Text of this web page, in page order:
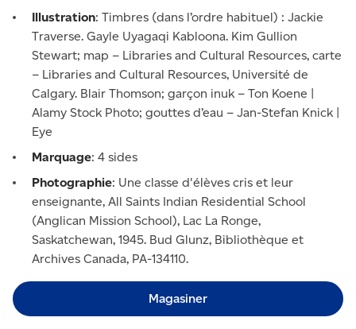
Illustration: Timbres (dans l’ordre habituel) : Jackie
Traverse. Gayle Uyagaqi Kabloona. Kim Gullion
Stewart; map – Libraries and Cultural Resources, carte
– Libraries and Cultural Resources, Université de
Calgary. Blair Thomson; garçon inuk – Ton Koene |
Alamy Stock Photo; gouttes d’eau – Jan-Stefan Knick |
Eye
Marquage: 4 sides
Photographie: Une classe d'élèves cris et leur
enseignante, All Saints Indian Residential School
(Anglican Mission School), Lac La Ronge,
Saskatchewan, 1945. Bud Glunz, Bibliothèque et
Archives Canada, PA-134110.
Magasiner